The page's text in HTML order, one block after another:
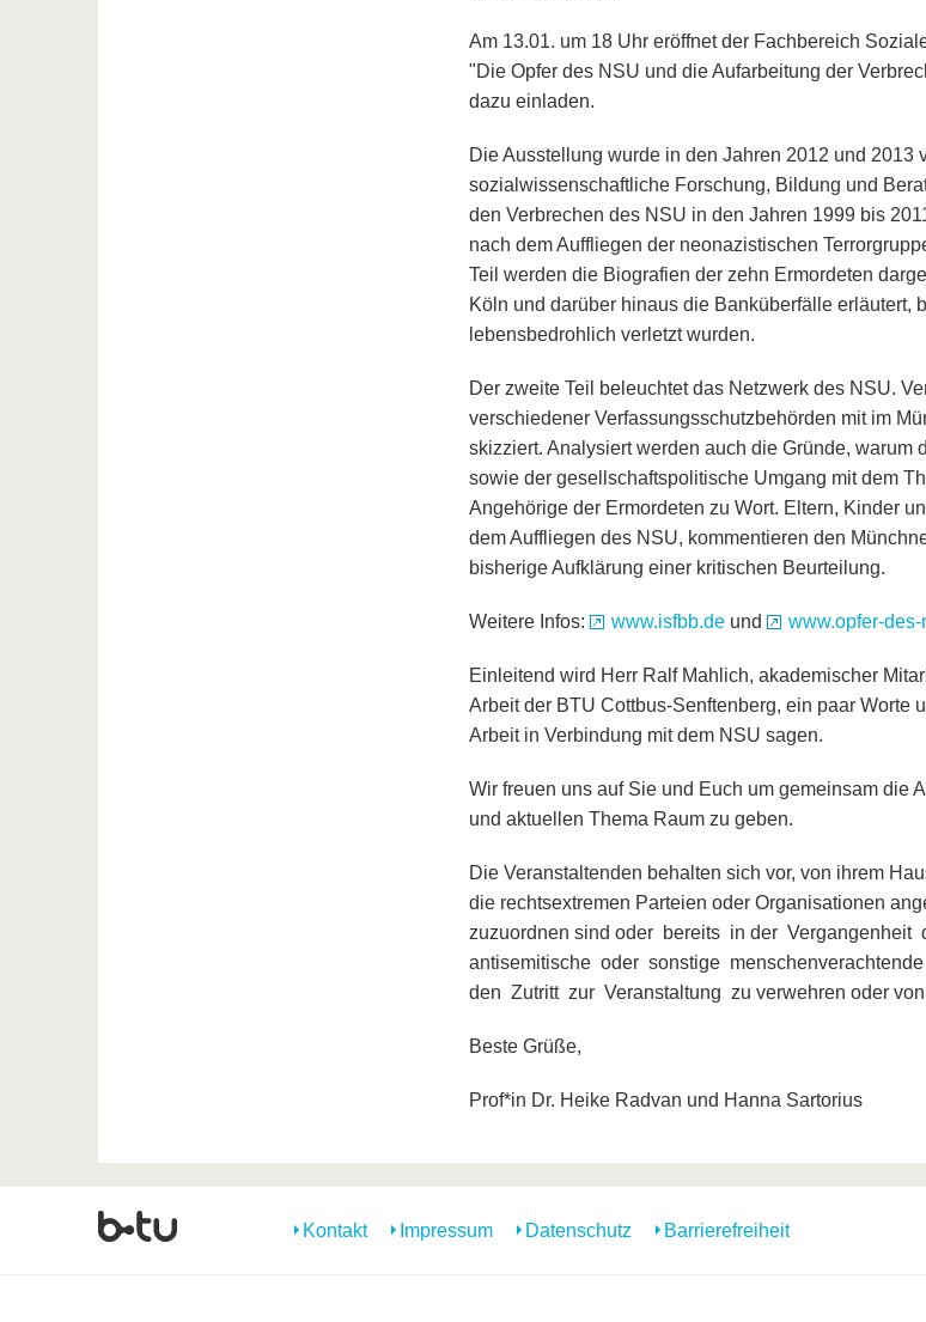
Am 13.01. um 18 Uhr eröffnet der Fachbereich
"Die Opfer des NSU und die Aufarbeitung der
dazu einladen.
Die Ausstellung wurde in den Jahren 2012 und 2013
sozialwissenschaftliche Forschung, Bildung und
den Verbrechen des NSU in den Jahren 1999 bis
nach dem Auffliegen der neonazistischen
Teil werden die Biografien der zehn Ermordeten
Köln und darüber hinaus die Banküberfälle
lebensbedrohlich verletzt wurden.
Der zweite Teil beleuchtet das Netzwerk des NSU.
verschiedener Verfassungsschutzbehörden mit im
skizziert. Analysiert werden auch die Gründe, warum
sowie der gesellschaftspolitische Umgang mit dem
Angehörige der Ermordeten zu Wort. Eltern, Kinder
dem Auffliegen des NSU, kommentieren den
bisherige Aufklärung einer kritischen Beurteilung.
Weitere Infos: www.isfbb.de und www.opfer-des-
Einleitend wird Herr Ralf Mahlich, akademischer
Arbeit der BTU Cottbus-Senftenberg, ein paar Worte
Arbeit in Verbindung mit dem NSU sagen.
Wir freuen uns auf Sie und Euch um gemeinsam die
und aktuellen Thema Raum zu geben.
Die Veranstaltenden behalten sich vor, von ihrem
die rechtsextremen Parteien oder Organisationen
zuzuordnen sind oder bereits in der Vergangenheit
antisemitische oder sonstige
den Zutritt zur Veranstaltung zu verwehren oder
Beste Grüße,
Prof*in Dr. Heike Radvan und Hanna Sartorius
Kontakt Impressum Datenschutz Barrierefreiheit